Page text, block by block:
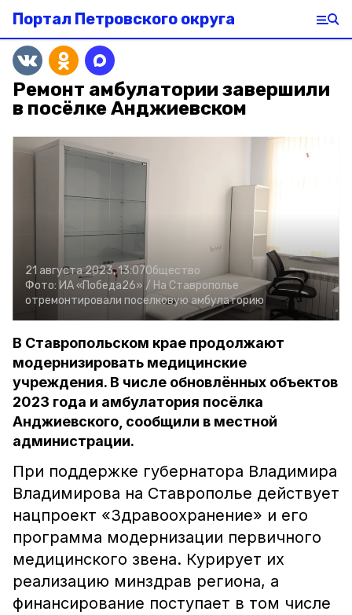
Портал Петровского округа
Ремонт амбулатории завершили
в посёлке Анджиевском
21 августа 2023, 13:07Общество
Фото: ИА «Победа26» / На Ставрополье
отремонтировали поселковую амбулаторию
В Ставропольском крае продолжают
модернизировать медицинские
учреждения. В числе обновлённых объектов
2023 года и амбулатория посёлка
Анджиевского, сообщили в местной
администрации.
При поддержке губернатора Владимира
Владимирова на Ставрополье действует
нацпроект «Здравоохранение» и его
программа модернизации первичного
медицинского звена. Курирует их
реализацию минздрав региона, а
финансирование поступает в том числе